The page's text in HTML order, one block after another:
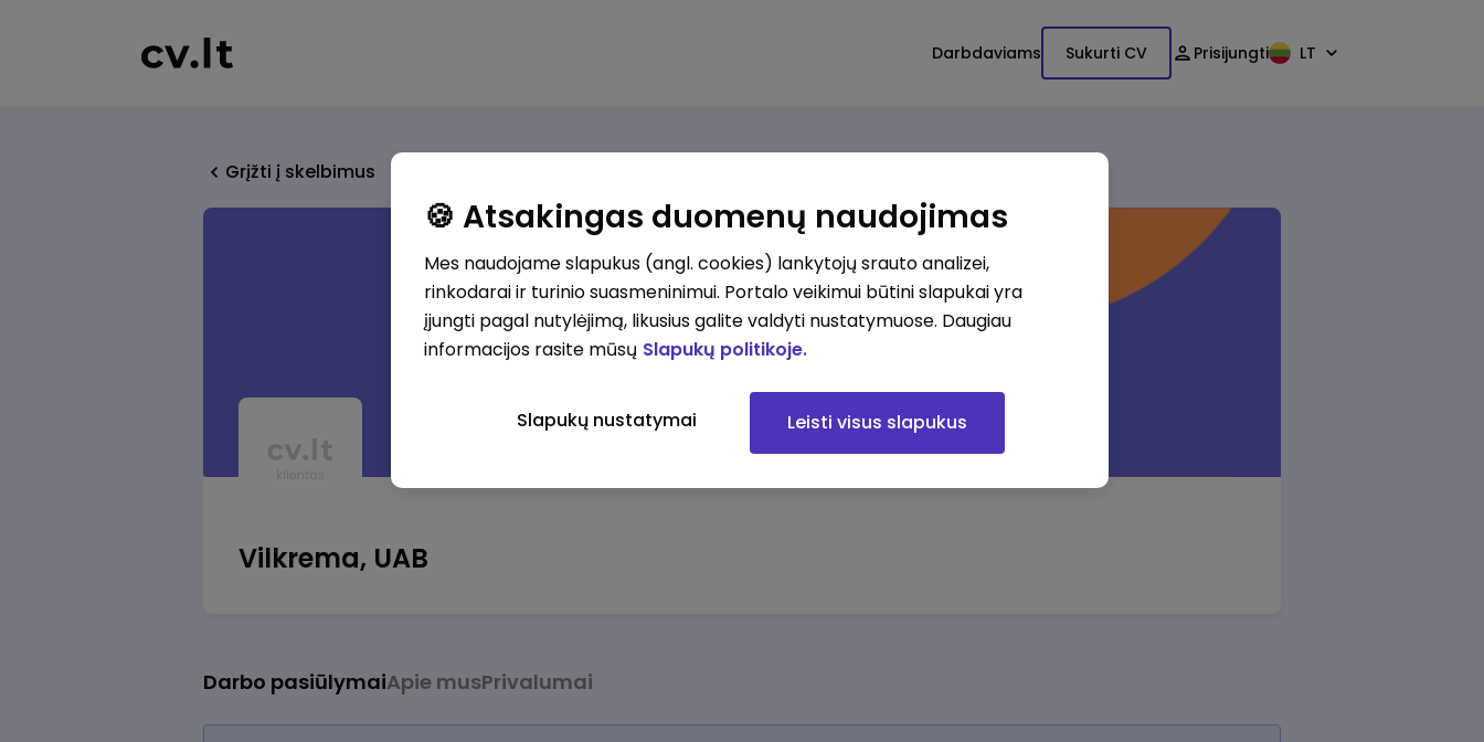
Darbdaviams Sukurti CV Prisijungti LT
Grįžti į skelbimus
Vilkrema, UAB
Darbo pasiūlymaiApie musPrivalumai
🍪 Atsakingas duomenų naudojimas
Mes naudojame slapukus (angl. cookies) lankytojų srauto analizei,
rinkodarai ir turinio suasmeninimui. Portalo veikimui būtini slapukai yra
įjungti pagal nutylėjimą, likusius galite valdyti nustatymuose. Daugiau
informacijos rasite mūsų Slapukų politikoje.
Slapukų nustatymai Leisti visus slapukus